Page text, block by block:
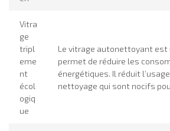
Vitra
ge
tripl
eme
nt
écol
ogiq
ue
Le vitrage autonettoyant est
permet de réduire les
énergétiques. Il réduit
nettoyage qui sont nocifs